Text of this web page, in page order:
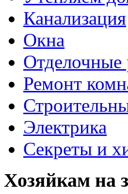
Канализация
Окна
Отделочные
Ремонт
Электрика
Секреты и
Хозяйкам на